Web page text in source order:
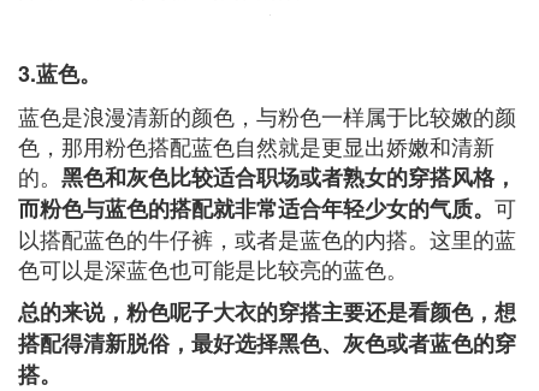
3.蓝色。
蓝色是浪漫清新的颜色，与粉色一样属于比较嫩的颜
色，那用粉色搭配蓝色自然就是更显出娇嫩和清新
的。 黑色和灰色比较适合职场或者熟女的穿搭风格，
而粉色与蓝色的搭配就非常适合年轻少女的气质。 可
以搭配蓝色的牛仔裤，或者是蓝色的内搭。这里的蓝
色可以是深蓝色也可能是比较亮的蓝色。
总的来说，粉色呢子大衣的穿搭主要还是看颜色，想
搭配得清新脱俗，最好选择黑色、灰色或者蓝色的穿
搭。